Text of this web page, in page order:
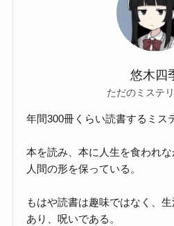
悠木四
ただのミステ
年間300冊くらい読書するミス
本を読み、本に人生を食われ
人間の形を保っている。
もはや読書は趣味ではなく、
あり、呪いである。